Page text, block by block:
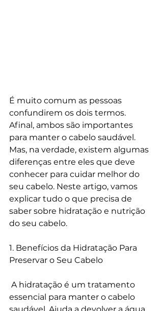
É muito comum as pessoas
confundirem os dois termos.
Afinal, ambos são importantes
para manter o cabelo saudável.
Mas, na verdade, existem algumas
diferenças entre eles que deve
conhecer para cuidar melhor do
seu cabelo. Neste artigo, vamos
explicar tudo o que precisa de
saber sobre hidratação e nutrição
do seu cabelo.
1. Benefícios da Hidratação Para
Preservar o Seu Cabelo
essencial para manter o cabelo